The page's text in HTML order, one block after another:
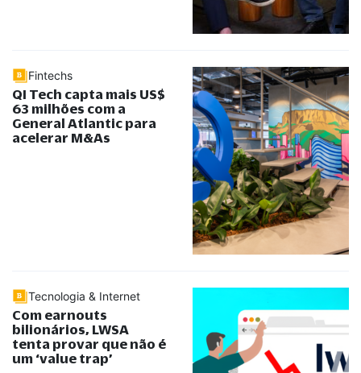
Fintechs
QI Tech capta mais US$
63 milhões com a
General Atlantic para
acelerar M&As
Tecnologia & Internet
Com earnouts
bilionários, LWSA
tenta provar que não é
um ‘value trap’